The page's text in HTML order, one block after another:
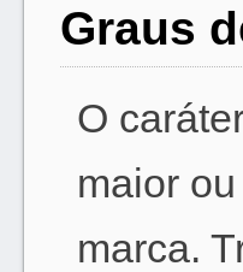
Graus
O
maior
marca.